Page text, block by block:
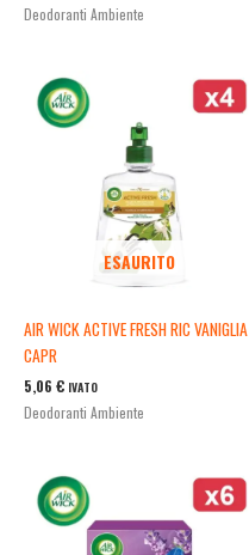
Deodoranti Ambiente
ESAURITO
AIR WICK ACTIVE FRESH RIC VANIGLIA
CAPR
5,06 € IVATO
Deodoranti Ambiente